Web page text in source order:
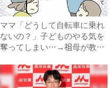
ママ「どうして自転車に乗れ
ないの？」子どものやる気を
奪ってしまい…→祖母が教え